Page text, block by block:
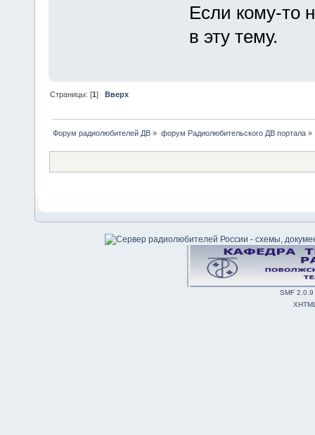
Если кому-то
в эту тему.
Страницы: [1]Вверх
Форум радиолюбителей ДВ » форум Радиолюбительского ДВ портала»
SMF 2.0.9